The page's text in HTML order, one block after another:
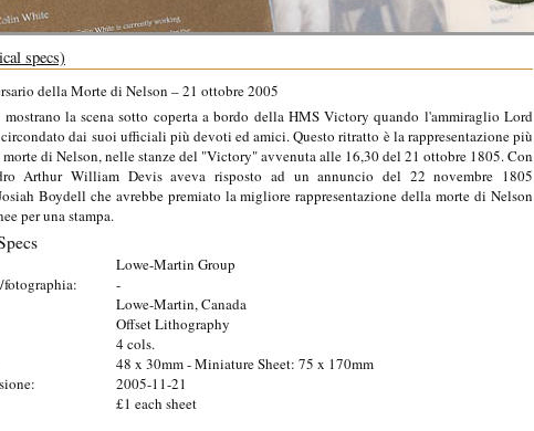
specs)
della Morte di Nelson – 21 ottobre 2005
la scena sotto coperta a bordo della HMS Victory quando l'ammiraglio Lord
dai suoi ufficiali più devoti ed amici. Questo ritratto è la rappresentazione più
morte di Nelson, nelle stanze del "Victory" avvenuta alle 16,30 del 21 ottobre 1805. Con
Arthur William Devis aveva risposto ad un annuncio del 22 novembre 1805
Boydell che avrebbe premiato la migliore rappresentazione della morte di Nelson
per una stampa.
Lowe-Martin Group
-
Lowe-Martin, Canada
Offset Lithography
4 cols.
48 x 30mm - Miniature Sheet: 75 x 170mm
2005-11-21
£1 each sheet